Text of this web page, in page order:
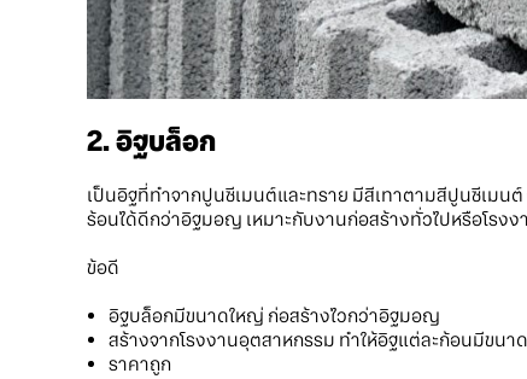
2. อิฐบล็อก
เป็นอิฐที่ทำจากปูนซีเมนต์และทราย มีสีเทาตามสีปูนซีเมน
ร้อนได้ดีกว่าอิฐมอญ เหมาะกับงานก่อสร้างทั่วไปหรือโรง
ข้อดี
อิฐบล็อกมีขนาดใหญ่ ก่อสร้างไวกว่าอิฐมอญ
สร้างจากโรงงานอุตสาหกรรม ทำให้อิฐแต่ละก้อนมีขนา
ราคาถูก